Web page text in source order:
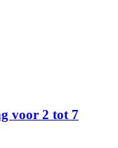
voor 2 tot 7